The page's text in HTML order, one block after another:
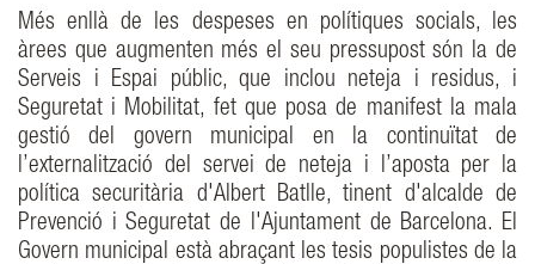
Més enllà de les despeses en polítiques socials, les
àrees que augmenten més el seu pressupost són la de
Serveis i Espai públic, que inclou neteja i residus, i
Seguretat i Mobilitat, fet que posa de manifest la mala
gestió del govern municipal en la continuïtat de
l’externalització del servei de neteja i l’aposta per la
política securitària d'Albert Batlle, tinent d'alcalde de
Prevenció i Seguretat de l'Ajuntament de Barcelona. El
Govern municipal està abraçant les tesis populistes de la